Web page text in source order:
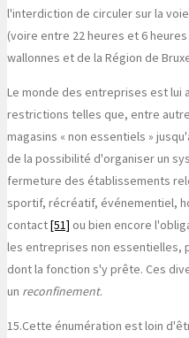
l'interdiction de circuler sur la
(voire entre 22 heures et 6
wallonnes et de la Région de
Le monde des entreprises est lui
restrictions telles que, entre
magasins « non essentiels »
de la possibilité d'organiser un
fermeture des établissements
sportif, récréatif, événementiel,
contact[51] ou bien encore
les entreprises non essentielles,
dont la fonction s'y prête. Ces
un reconfinement.
15.Cette énumération est loin